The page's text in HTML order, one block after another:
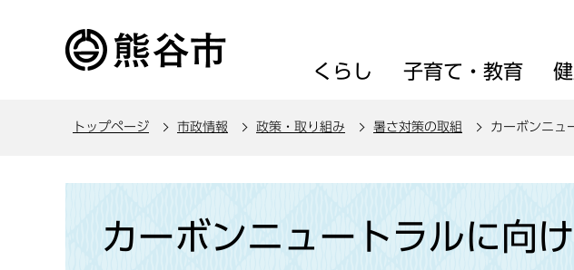
くらし 子育て・教育
トップページ 市政情報 政策・取り組み 暑さ対策の取組 カーボンニュ
カーボンニュートラルに向